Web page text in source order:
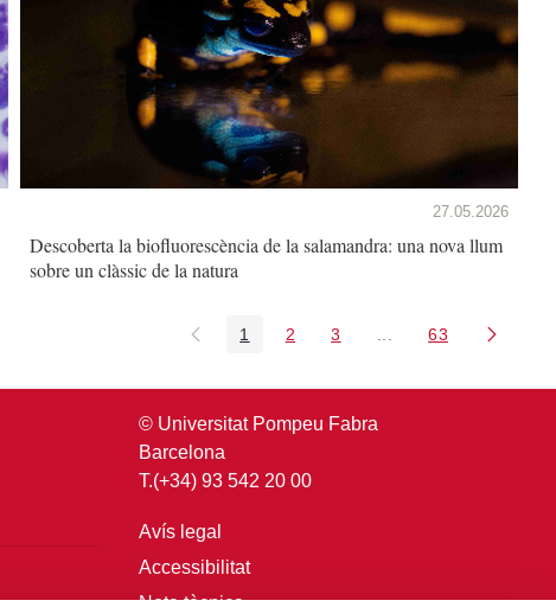
27.05.2026
Descoberta la biofluorescència de la salamandra: una nova llum
sobre un clàssic de la natura
Pàgina
1 Pàgina
2 Pàgina
3 Pàgines intermèdies
Pàgina
63
© Universitat Pompeu Fabra
Barcelona
T.(+34) 93 542 20 00
Avís legal
Accessibilitat
Nota tècnica